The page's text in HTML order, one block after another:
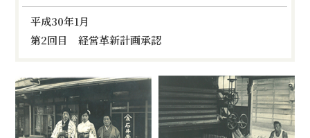
平成30年1月
第2回目 経営革新計画承認